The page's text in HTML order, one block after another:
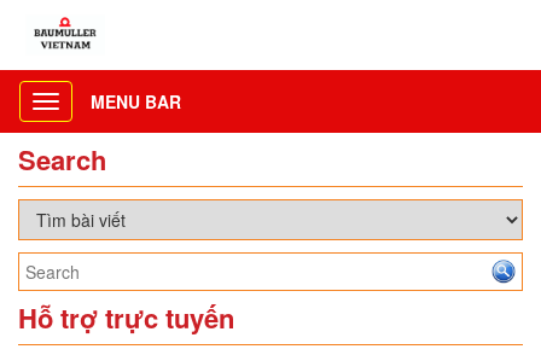
Toggle
navigation
MENU BAR
Search
Hỗ trợ trực tuyến